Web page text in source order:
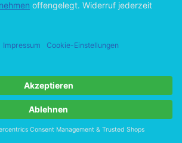
Norm dem Usus meist Rechnung trägt und somit